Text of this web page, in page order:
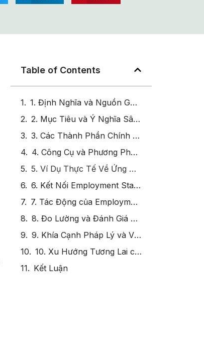
Table of Contents
1. Định Nghĩa và Nguồn Gốc của Employment Status
2. Mục Tiêu và Ý Nghĩa Sâu Sắc của Quản Lý Employment Status
3. Các Thành Phần Chính của Employment Status
4. Công Cụ và Phương Pháp Quản Lý Employment Status
5. Ví Dụ Thực Tế Về Ứng Dụng Employment Status
6. Kết Nối Employment Status với Các Thuật Ngữ HR Khác
7. Tác Động của Employment Status Đến Tổ Chức
8. Đo Lường và Đánh Giá Employment Status
9. Khía Cạnh Pháp Lý và Văn Hóa trong Employment Status
10. Xu Hướng Tương Lai của Employment Status
Kết Luận